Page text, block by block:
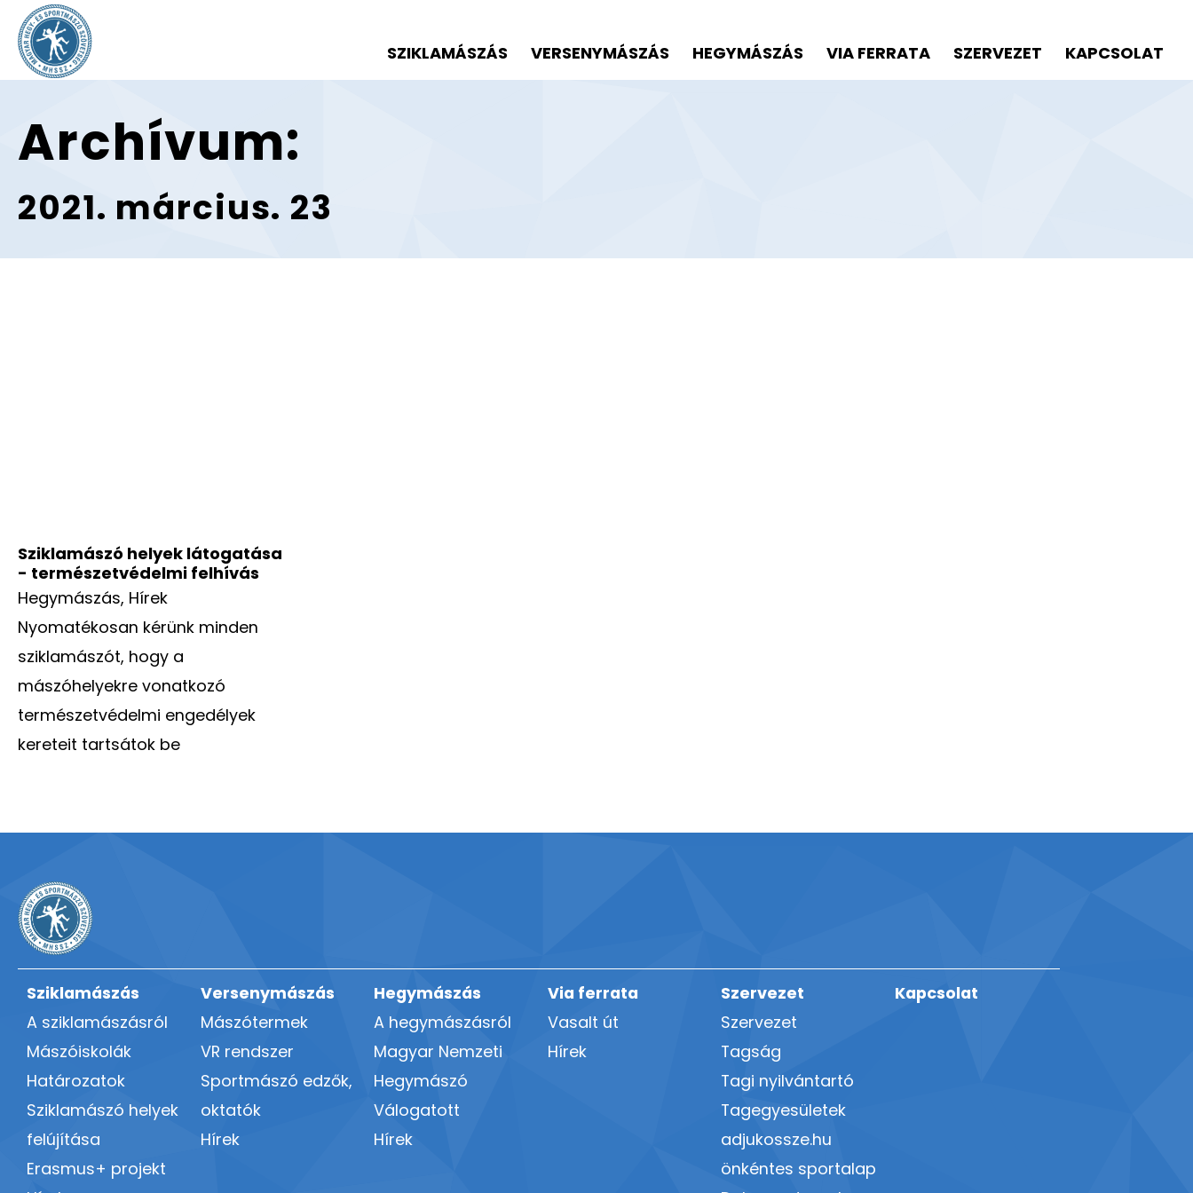
SZIKLAMÁSZÁS VERSENYMÁSZÁS HEGYMÁSZÁS VIA FERRATA SZERVEZET KAPCSOLAT
Archívum:
2021. március. 23
Sziklamászó helyek látogatása
- természetvédelmi felhívás
Hegymászás, Hírek
Nyomatékosan kérünk minden
sziklamászót, hogy a
mászóhelyekre vonatkozó
természetvédelmi engedélyek
kereteit tartsátok be
Sziklamászás
A sziklamászásról
Mászóiskolák
Határozatok
Sziklamászó helyek
felújítása
Erasmus+ projekt
Versenymászás
Mászótermek
VR rendszer
Sportmászó edzők,
oktatók
Hírek
Hegymászás
A hegymászásról
Magyar Nemzeti
Hegymászó
Válogatott
Hírek
Via ferrata
Vasalt út
Hírek
Szervezet
Szervezet
Tagság
Tagi nyilvántartó
Tagegyesületek
adjukossze.hu
önkéntes sportalap
Kapcsolat